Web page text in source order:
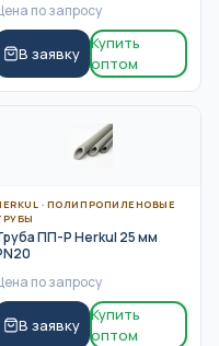
по запросу
В заявку
Купить
оптом
· ПОЛИПРОПИЛЕНОВЫЕ
ПП-Р Herkul 25 мм
по запросу
В заявку
Купить
оптом